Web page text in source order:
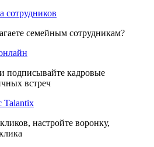
сотрудников
семейным сотрудникам?
подписывайте кадровые
встреч
Talantix
настройте воронку,